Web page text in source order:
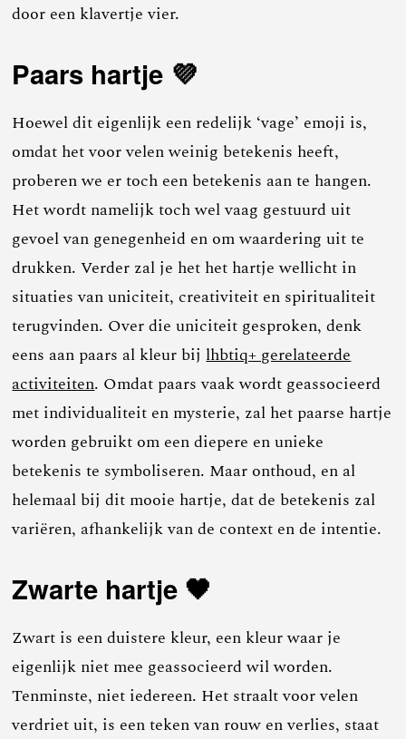
door een klavertje vier.
Paars hartje 💜
Hoewel dit eigenlijk een redelijk ‘vage’ emoji is,
omdat het voor velen weinig betekenis heeft,
proberen we er toch een betekenis aan te hangen.
Het wordt namelijk toch wel vaag gestuurd uit
gevoel van genegenheid en om waardering uit te
drukken. Verder zal je het het hartje wellicht in
situaties van uniciteit, creativiteit en spiritualiteit
terugvinden. Over die uniciteit gesproken, denk
eens aan paars al kleur bijlhbtiq+ gerelateerde
activiteiten. Omdat paars vaak wordt geassocieerd
met individualiteit en mysterie, zal het paarse hartje
worden gebruikt om een diepere en unieke
betekenis te symboliseren. Maar onthoud, en al
helemaal bij dit mooie hartje, dat de betekenis zal
variëren, afhankelijk van de context en de intentie.
Zwarte hartje 🖤
Zwart is een duistere kleur, een kleur waar je
eigenlijk niet mee geassocieerd wil worden.
Tenminste, niet iedereen. Het straalt voor velen
verdriet uit, is een teken van rouw en verlies, staat